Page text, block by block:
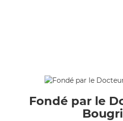
Fondé par le